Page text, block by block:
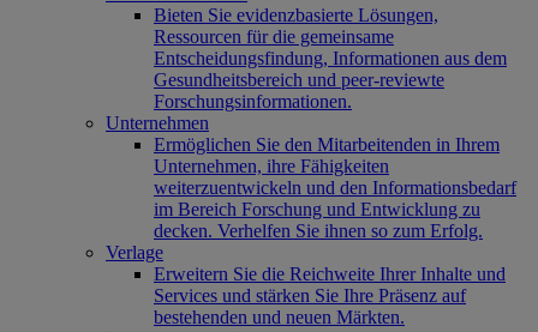
Bieten Sie evidenzbasierte Lösungen,
Ressourcen für die gemeinsame
Entscheidungsfindung, Informationen aus dem
Gesundheitsbereich und peer-reviewte
Forschungsinformationen.
Unternehmen
Ermöglichen Sie den Mitarbeitenden in Ihrem
Unternehmen, ihre Fähigkeiten
weiterzuentwickeln und den Informationsbedarf
im Bereich Forschung und Entwicklung zu
decken. Verhelfen Sie ihnen so zum Erfolg.
Verlage
Erweitern Sie die Reichweite Ihrer Inhalte und
Services und stärken Sie Ihre Präsenz auf
bestehenden und neuen Märkten.